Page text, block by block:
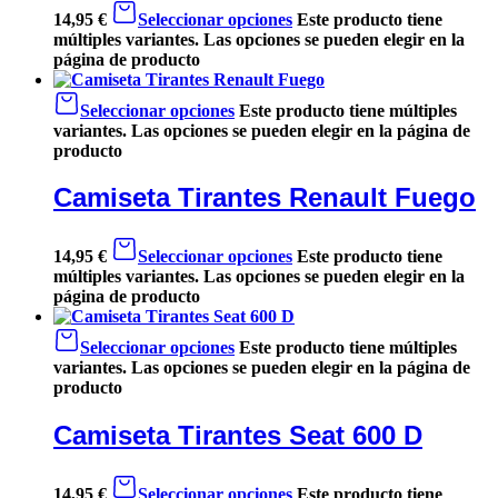
14,95 € Seleccionar opciones Este producto tiene
múltiples variantes. Las opciones se pueden elegir en la
página de producto
Seleccionar opciones Este producto tiene múltiples
variantes. Las opciones se pueden elegir en la página de
producto
Camiseta Tirantes Renault Fuego
14,95 € Seleccionar opciones Este producto tiene
múltiples variantes. Las opciones se pueden elegir en la
página de producto
Seleccionar opciones Este producto tiene múltiples
variantes. Las opciones se pueden elegir en la página de
producto
Camiseta Tirantes Seat 600 D